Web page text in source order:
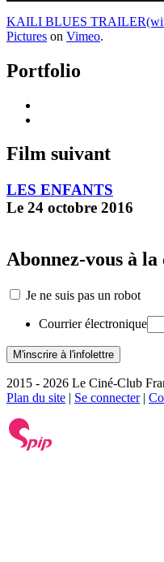
KAILI BLUES
Pictures on Vimeo.
Portfolio
Film suivant
LES ENFANTS
Le 24 octobre 2016
Abonnez-vous à
Je ne suis pas un robot
Courrier électronique
2015 - 2026 Le Ciné-Club
Plan du site | Se connecter|